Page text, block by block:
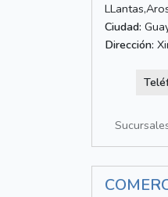
Ciudad:
Dirección: